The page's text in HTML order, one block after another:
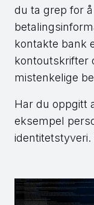
du ta grep for
kontakte bank
kontoutskrifter
mistenkelige
Har du oppgitt
eksempel